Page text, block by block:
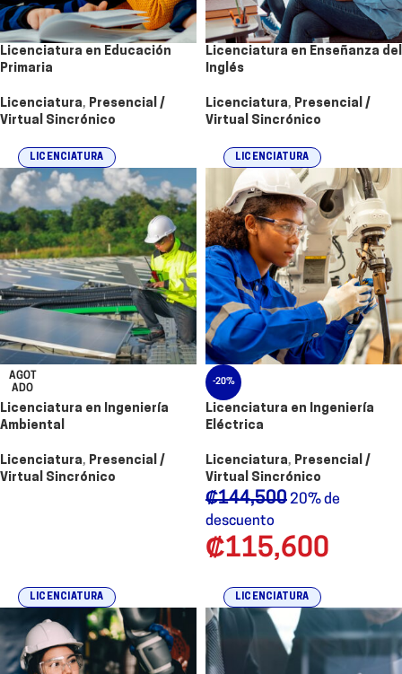
Licenciatura en Educación
Primaria
Licenciatura, Presencial /
Virtual Sincrónico
Licenciatura en Enseñanza del
Inglés
Licenciatura, Presencial /
Virtual Sincrónico
LICENCIATURA
AGOT
ADO
Licenciatura en Ingeniería
Ambiental
Licenciatura, Presencial /
Virtual Sincrónico
LICENCIATURA
-20%
Licenciatura en Ingeniería
Eléctrica
Licenciatura, Presencial /
Virtual Sincrónico
₡144,50020% de
descuento
₡115,600
LICENCIATURA LICENCIATURA